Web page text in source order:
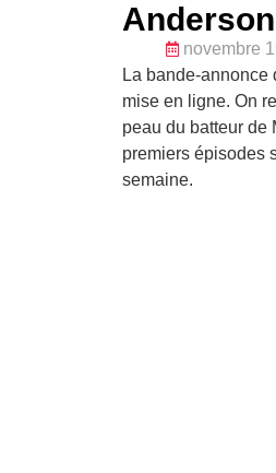
novembre
La bande-annonce
mise en ligne. On
peau du batteur de
premiers épisodes
semaine.